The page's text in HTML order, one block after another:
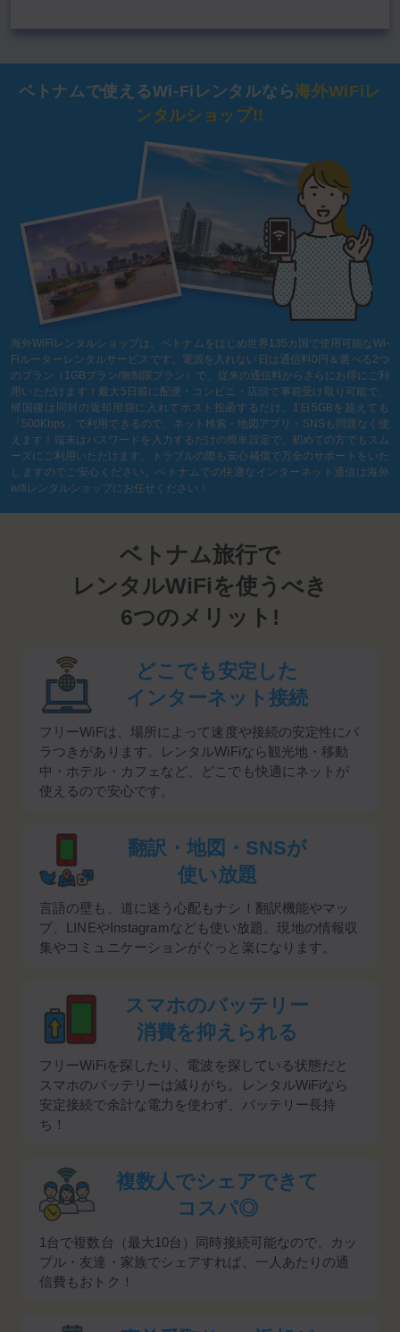
ベトナムで使えるWi-Fiレンタルなら海外WiFiレ
ンタルショップ!!
海外WiFiレンタルショップは、ベトナムをはじめ世界135カ国で使用可能なWi-
Fiルーターレンタルサービスです。電源を入れない日は通信料0円＆選べる2つ
のプラン（1GBプラン/無制限プラン）で、従来の通信料からさらにお得にご利
用いただけます！最大5日前に配便・コンビニ・店頭で事前受け取り可能で、
帰国後は同封の返却用袋に入れてポスト投函するだけ。1日5GBを超えても
「500Kbps」で利用できるので、ネット検索・地図アプリ・SNSも問題なく使
えます！端末はパスワードを入力するだけの簡単設定で、初めての方でもスム
ーズにご利用いただけます。トラブルの際も安心補償で万全のサポートをいた
しますのでご安心ください。ベトナムでの快適なインターネット通信は海外
wifiレンタルショップにお任せください！
ベトナム旅行で
レンタルWiFiを使うべき
6つのメリット!
どこでも安定した
インターネット接続
フリーWiFは、場所によって速度や接続の安定性にバ
ラつきがあります。レンタルWiFiなら観光地・移動
中・ホテル・カフェなど、どこでも快適にネットが
使えるので安心です。
翻訳・地図・SNSが
使い放題
言語の壁も、道に迷う心配もナシ！翻訳機能やマッ
プ、LINEやInstagramなども使い放題。現地の情報収
集やコミュニケーションがぐっと楽になります。
スマホのバッテリー
消費を抑えられる
フリーWiFiを探したり、電波を探している状態だと
スマホのバッテリーは減りがち。レンタルWiFiなら
安定接続で余計な電力を使わず、バッテリー長持
ち！
複数人でシェアできて
コスパ◎
1台で複数台（最大10台）同時接続可能なので、カッ
プル・友達・家族でシェアすれば、一人あたりの通
信費もおトク！